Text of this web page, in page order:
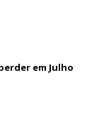
em Julho